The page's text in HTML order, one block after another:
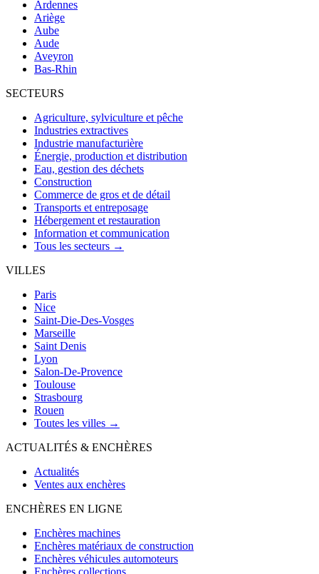
Ardennes
Ariège
Aube
Aude
Aveyron
Bas-Rhin
SECTEURS
Agriculture, sylviculture et pêche
Industries extractives
Industrie manufacturière
Énergie, production et distribution
Eau, gestion des déchets
Construction
Commerce de gros et de détail
Transports et entreposage
Hébergement et restauration
Information et communication
Tous les secteurs →
VILLES
Paris
Nice
Saint-Die-Des-Vosges
Marseille
Saint Denis
Lyon
Salon-De-Provence
Toulouse
Strasbourg
Rouen
Toutes les villes →
ACTUALITÉS & ENCHÈRES
Actualités
Ventes aux enchères
ENCHÈRES EN LIGNE
Enchères machines
Enchères matériaux de construction
Enchères véhicules automoteurs
Enchères collections